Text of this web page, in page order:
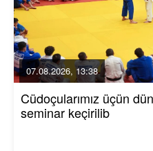
07.08.2026, 13:38
Cüdoçularımız üçün
seminar keçirilib